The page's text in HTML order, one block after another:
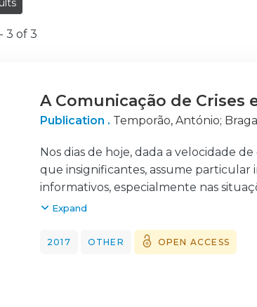
3 of 3
A Comunicação de Crises
Publication . Temporão, António;
Nos dias de hoje, dada a velocidade
que insignificantes, assume particular
informativos, especialmente nas
Este trabalho teve como objeto de
identificação de contributos para a
operacionalização da ligação entre a
Expand
2017 OTHER OPEN ACCESS